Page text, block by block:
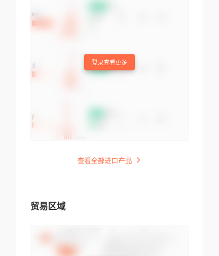
登录查看更多
查看全部进口产品
贸易区域